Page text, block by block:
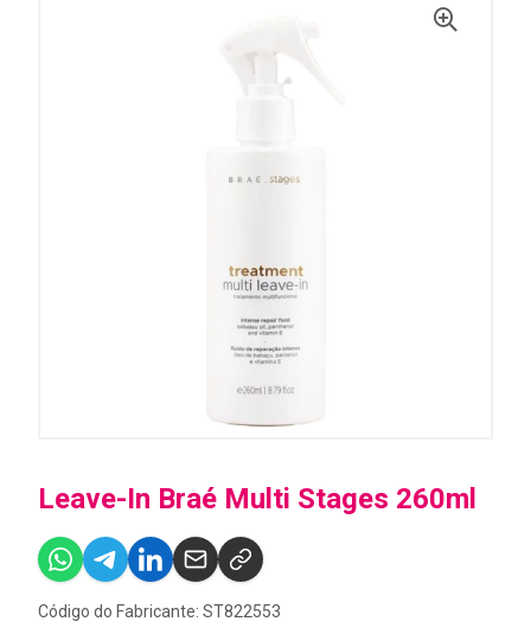
Leave-In Braé Multi Stages 260ml
Código do Fabricante: ST822553